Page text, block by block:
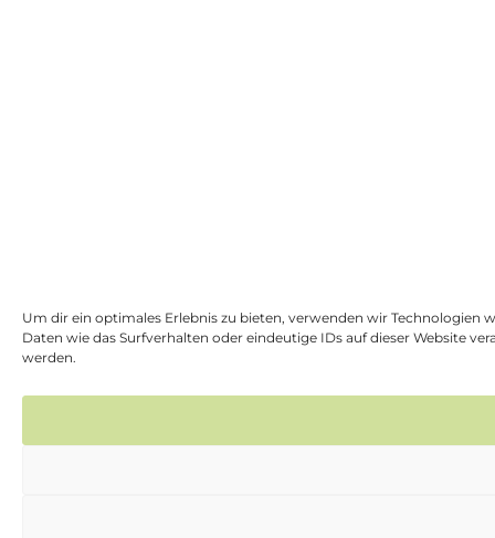
Um dir ein optimales Erlebnis zu bieten, verwenden wir Technologien
Daten wie das Surfverhalten oder eindeutige IDs auf dieser Website
werden.